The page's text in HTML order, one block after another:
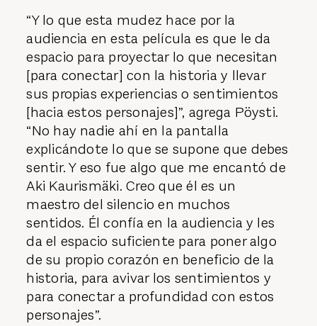
“Y lo que esta mudez hace por la
audiencia en esta película es que le da
espacio para proyectar lo que necesitan
[para conectar] con la historia y llevar
sus propias experiencias o sentimientos
[hacia estos personajes]”, agrega Pöysti.
“No hay nadie ahí en la pantalla
explicándote lo que se supone que debes
sentir. Y eso fue algo que me encantó de
Aki Kaurismäki. Creo que él es un
maestro del silencio en muchos
sentidos. Él confía en la audiencia y les
da el espacio suficiente para poner algo
de su propio corazón en beneficio de la
historia, para avivar los sentimientos y
para conectar a profundidad con estos
personajes”.